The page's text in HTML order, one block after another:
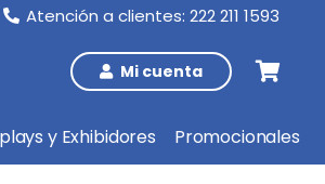
Atención a clientes: 222 211 1593
Mi cuenta
y Exhibidores Promocionales